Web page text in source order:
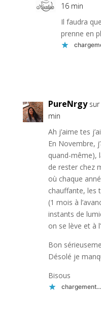
16 min
Il faudra
prenne en
PureNrgy
min
Ah j’aime tes
En Novembre,
quand-même),
de rester chez
où chaque
chauffante, les
(1 mois à
instants de
on se lève et à
Bon
Désolé je
Bisous
chargement…